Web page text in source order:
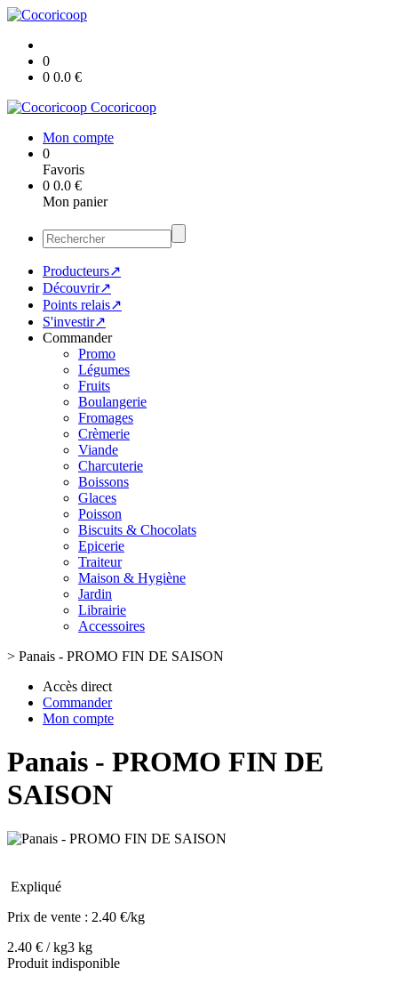
0
0 0.0 €
Cocoricoop
Mon compte
0
Favoris
0 0.0 €
Mon panier
Producteurs↗
Découvrir↗
Points relais↗
S'investir↗
Commander
Promo
Légumes
Fruits
Boulangerie
Fromages
Crèmerie
Viande
Charcuterie
Boissons
Glaces
Poisson
Biscuits & Chocolats
Epicerie
Traiteur
Maison & Hygiène
Jardin
Librairie
Accessoires
> Panais - PROMO FIN DE SAISON
Accès direct
Commander
Mon compte
Panais - PROMO FIN DE
SAISON
Expliqué
Prix de vente : 2.40 €/kg
2.40 € / kg3 kg
Produit indisponible